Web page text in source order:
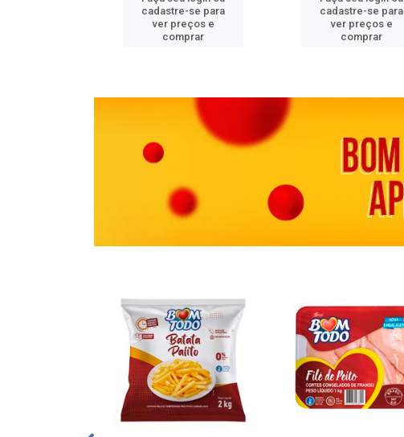
cadastre-se para
ver preços e
comprar
cadastre-se para
ver preços e
comprar